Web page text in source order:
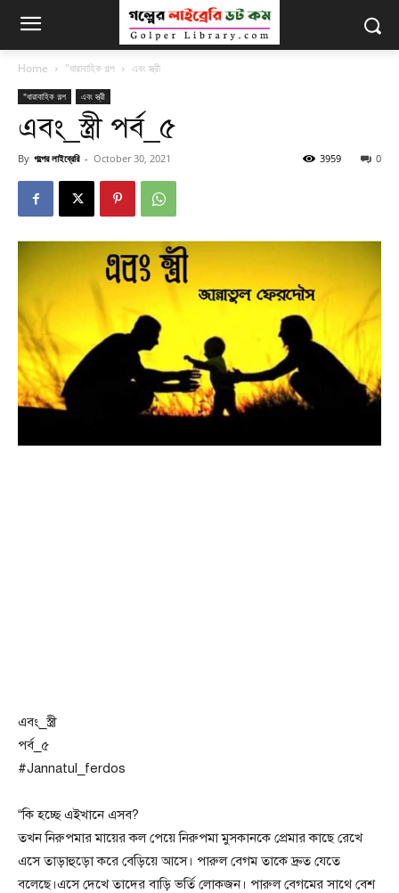
Home "ধারাবাহিক গল্প এবং স্ত্রী
"ধারাবাহিক গল্প এবং স্ত্রী
এবং_স্ত্রী পর্ব_৫
By গল্পের লাইব্রেরি - October 30, 2021 0
3959
এবং_স্ত্রী
পর্ব_৫
#Jannatul_ferdos
“কি হচ্ছে এইখানে এসব?
তখন নিরুপমার মায়ের কল পেয়ে নিরুপমা মুসকানকে প্রেমার কাছে রেখে
এসে তাড়াহুড়ো করে বেড়িয়ে আসে। পারুল বেগম তাকে দ্রুত যেতে
বলেছে।এসে দেখে তাদের বাড়ি ভর্তি লোকজন। পারুল বেগমের সাথে বেশ